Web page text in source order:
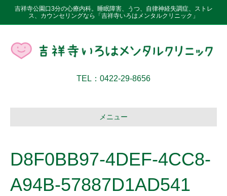
吉祥寺公園口3分の心療内科。睡眠障害、うつ、自律神経失調症、ストレ
ス、カウンセリングなら「吉祥寺いろはメンタルクリニック」
TEL：0422-29-8656
メニュー
D8F0BB97-4DEF-4CC8-
A94B-57887D1AD541